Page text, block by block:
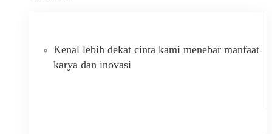
Kenal lebih dekat cinta kami menebar manfaat
karya dan inovasi